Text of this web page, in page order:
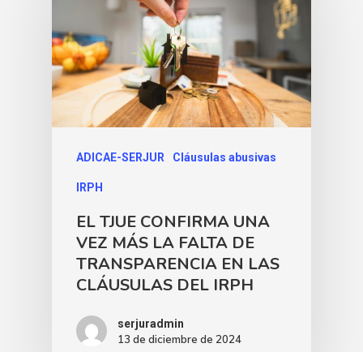
ADICAE-SERJUR Cláusulas abusivas
IRPH
EL TJUE CONFIRMA UNA
VEZ MÁS LA FALTA DE
TRANSPARENCIA EN LAS
CLÁUSULAS DEL IRPH
serjuradmin
13 de diciembre de 2024